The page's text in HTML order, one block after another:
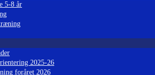
5-8 år
2025-26
foråret 2026